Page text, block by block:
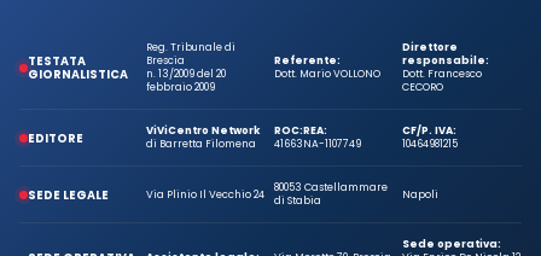
TESTATA
GIORNALISTICA
Reg. Tribunale di
Brescia
n. 13/2009 del 20
febbraio 2009
Referente:
Dott. Mario VOLLONO
Direttore
responsabile:
Dott. Francesco
CECORO
EDITORE
ViViCentro Network
di Barretta Filomena
ROC:
41663
REA:
NA-1107749
CF/P. IVA:
10464981215
SEDE LEGALE Via Plinio Il Vecchio 24
80053 Castellammare
di Stabia
Napoli
Sede operativa: